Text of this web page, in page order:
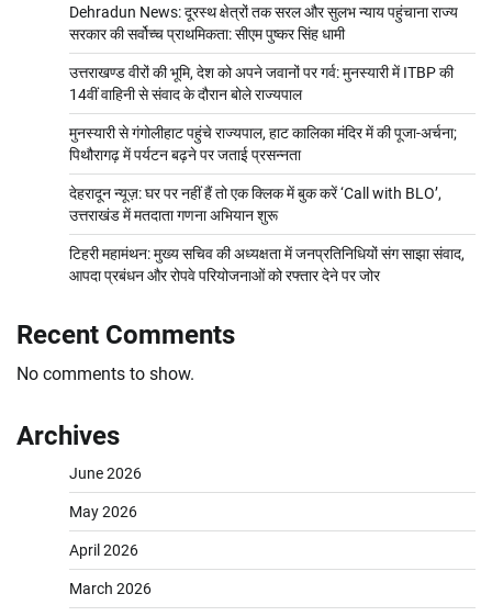
Dehradun News: दूरस्थ क्षेत्रों तक सरल और सुलभ न्याय पहुंचाना राज्य
सरकार की सर्वोच्च प्राथमिकता: सीएम पुष्कर सिंह धामी
उत्तराखण्ड वीरों की भूमि, देश को अपने जवानों पर गर्व: मुनस्यारी में ITBP की
14वीं वाहिनी से संवाद के दौरान बोले राज्यपाल
मुनस्यारी से गंगोलीहाट पहुंचे राज्यपाल, हाट कालिका मंदिर में की पूजा-अर्चना;
पिथौरागढ़ में पर्यटन बढ़ने पर जताई प्रसन्नता
देहरादून न्यूज़: घर पर नहीं हैं तो एक क्लिक में बुक करें ‘Call with BLO’,
उत्तराखंड में मतदाता गणना अभियान शुरू
टिहरी महामंथन: मुख्य सचिव की अध्यक्षता में जनप्रतिनिधियों संग साझा संवाद,
आपदा प्रबंधन और रोपवे परियोजनाओं को रफ्तार देने पर जोर
Recent Comments
No comments to show.
Archives
June 2026
May 2026
April 2026
March 2026